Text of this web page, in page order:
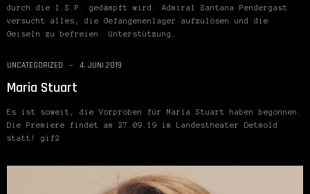
durch die I.S.P. gedämpft wird. Admiral Santana Pendergast
versucht alles, die Gefangenenlager aufzulösen und die
Geiseln zu befreien. Unterstützung…
UNCATEGORIZED 4. JUNI 2019
Maria Stuart
Es ist soweit, die Vorproben für Maria Stuart haben begonnen.
Die Premiere findet am 27.09.19 im Landestheater Detmold
statt! gif2